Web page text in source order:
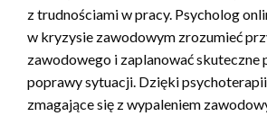
z trudnościami w pracy. Psycholog
w kryzysie zawodowym zrozumieć
zawodowego i zaplanować skuteczne
poprawy sytuacji. Dzięki
zmagające się z wypaleniem